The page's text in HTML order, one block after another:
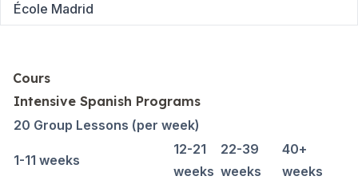
École Madrid
Cours
Intensive Spanish Programs
20 Group Lessons (per week)
1-11 weeks
12-21
weeks
22-39
weeks
40+
weeks